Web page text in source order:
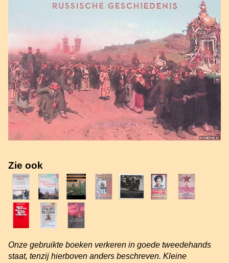
Zie ook
Onze gebruikte boeken verkeren in goede tweedehands
staat, tenzij hierboven anders beschreven. Kleine